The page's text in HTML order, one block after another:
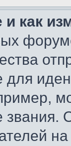
и как
для